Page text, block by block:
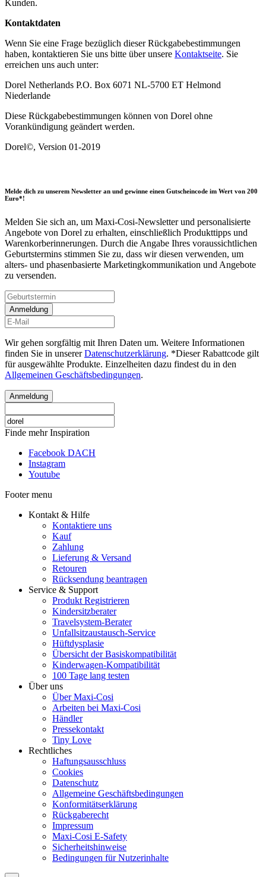
Kunden.
Kontaktdaten
Wenn Sie eine Frage bezüglich dieser Rückgabebestimmungen
haben, kontaktieren Sie uns bitte über unsere Kontaktseite. Sie
erreichen uns auch unter:
Dorel Netherlands P.O. Box 6071 NL-5700 ET Helmond
Niederlande
Diese Rückgabebestimmungen können von Dorel ohne
Vorankündigung geändert werden.
Dorel©, Version 01-2019
Melde dich zu unserem Newsletter an und gewinne einen Gutscheincode im Wert von 200
Euro*!
Melden Sie sich an, um Maxi-Cosi-Newsletter und personalisierte
Angebote von Dorel zu erhalten, einschließlich Produkttipps und
Warenkorberinnerungen. Durch die Angabe Ihres voraussichtlichen
Geburtstermins stimmen Sie zu, dass wir diesen verwenden, um
alters- und phasenbasierte Marketingkommunikation und Angebote
zu versenden.
Anmeldung
Wir gehen sorgfältig mit Ihren Daten um. Weitere Informationen
finden Sie in unsererDatenschutzerklärung. *Dieser Rabattcode gilt
für ausgewählte Produkte. Einzelheiten dazu findest du in den
Allgemeinen Geschäftsbedingungen.
Anmeldung
Finde mehr Inspiration
Facebook DACH
Instagram
Youtube
Footer menu
Kontakt & Hilfe
Kontaktiere uns
Kauf
Zahlung
Lieferung & Versand
Retouren
Rücksendung beantragen
Service & Support
Produkt Registrieren
Kindersitzberater
Travelsystem-Berater
Unfallsitzaustausch-Service
Hüftdysplasie
Übersicht der Basiskompatibilität
Kinderwagen-Kompatibilität
100 Tage lang testen
Über uns
Über Maxi-Cosi
Arbeiten bei Maxi-Cosi
Händler
Pressekontakt
Tiny Love
Rechtliches
Haftungsausschluss
Cookies
Datenschutz
Allgemeine Geschäftsbedingungen
Konformitätserklärung
Rückgaberecht
Impressum
Maxi-Cosi E-Safety
Sicherheitshinweise
Bedingungen für Nutzerinhalte